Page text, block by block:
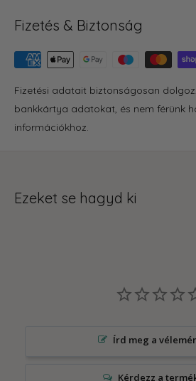
Fizetés & Biztonság
Fizetési adatait biztonságosan
bankkártya adatokat, és nem férünk
információkhoz.
Ezeket se hagyd ki
Írd meg a